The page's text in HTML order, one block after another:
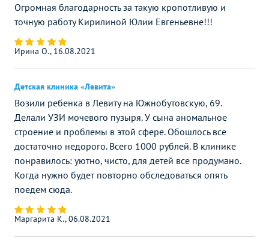
Огромная благодарность за такую кропотливую и
точную работу Кирилиной Юлии Евгеньевне!!!
Ирина О., 16.08.2021
Детская клиника «Левита»
Возили ребенка в Левиту на Южнобутовскую, 69.
Делали УЗИ мочевого пузыря. У сына аномальное
строение и проблемы в этой сфере. Обошлось все
достаточно недорого. Всего 1000 рублей. В клинике
понравилось: уютно, чисто, для детей все продумано.
Когда нужно будет повторно обследоваться опять
поедем сюда.
Маргарита К., 06.08.2021